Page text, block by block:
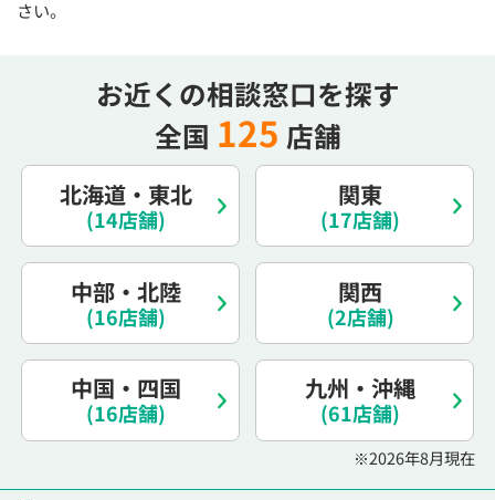
さい。
お近くの相談窓口を探す
全国 125 店舗
北海道・東北
(14店舗)
関東
(17店舗)
中部・北陸
(16店舗)
関西
(2店舗)
中国・四国
(16店舗)
九州・沖縄
(61店舗)
※2026年8月現在